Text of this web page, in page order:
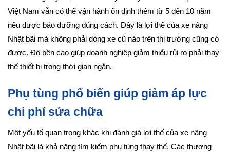
Việt Nam vẫn có thể vận hành ổn định thêm từ 5 đến 10 năm
nếu được bảo dưỡng đúng cách. Đây là lợi thế của xe nâng
Nhật bãi mà không phải dòng xe cũ nào trên thị trường cũng có
được. Độ bền cao giúp doanh nghiệp giảm thiểu rủi ro phải thay
thế thiết bị trong thời gian ngắn.
Phụ tùng phổ biến giúp giảm áp lực
chi phí sửa chữa
Một yếu tố quan trọng khác khi đánh giá lợi thế của xe nâng
Nhật bãi là khả năng tìm kiếm phụ tùng thay thế. Các thương